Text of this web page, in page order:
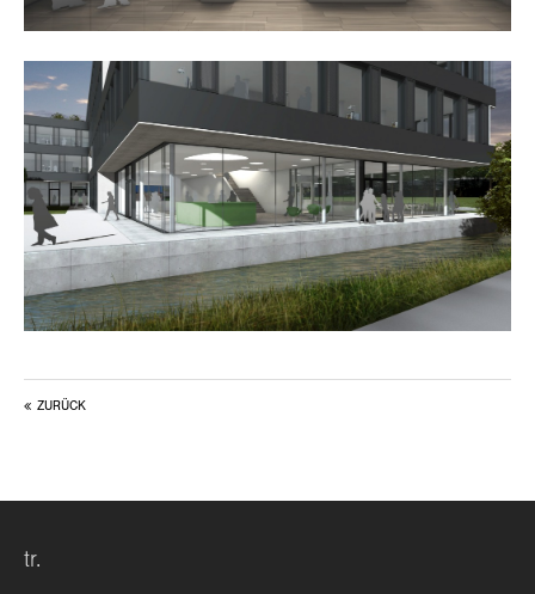
sociis natoque penatibus et magnis dis parturient
ultricies nec.
ZURÜCK
tr.